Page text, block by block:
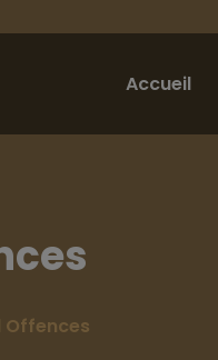
Accueil
Offences